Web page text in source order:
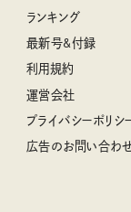
母の日に贈りたい、
ナチュラルメイクレ
喜ばれる贈り物手帖
猫と一緒に心地い
空想喫茶トラノコ
圷みほさんのゆる
豆柴・まもるくんの
柳沢小実さんのお
valoさんのかわい
リンネルチャンネル
おぱんつ君のわく
毎日が心地よくなる
ランキング
最新号&付録
利用規約
運営会社
プライバシーポリシ
広告のお問い合わ